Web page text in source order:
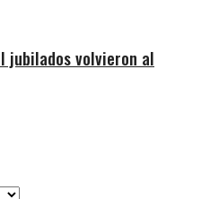
jubilados volvieron al